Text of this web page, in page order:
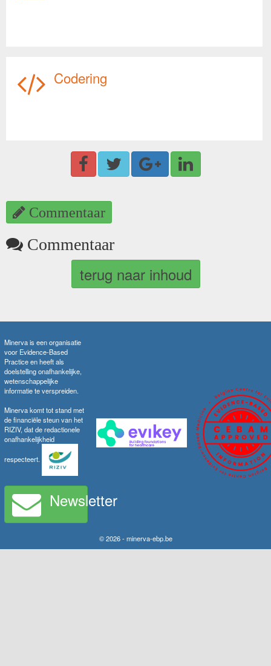
Codering
Commentaar
Commentaar
terug naar inhoud
Minerva is een organisatie
voor Evidence-Based
Practice en heeft als
doelstelling onafhankelijke,
wetenschappelijke
informatie te verspreiden.
Minerva komt tot stand met
de financiële steun van het
RIZIV, dat de redactionele
onafhankelijkheid
respecteert.
Newsletter
© 2026 - minerva-ebp.be